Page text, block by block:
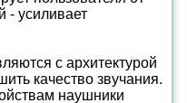
- усиливает
с архитектурой
качество звучания.
наушники